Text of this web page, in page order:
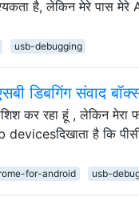
है, लेकिन मेरे पास मेरे
usb-debugging
डिबगिंग संवाद बॉक्स
कर रहा हूं , लेकिन
devicesदिखाता है कि
for-android usb-